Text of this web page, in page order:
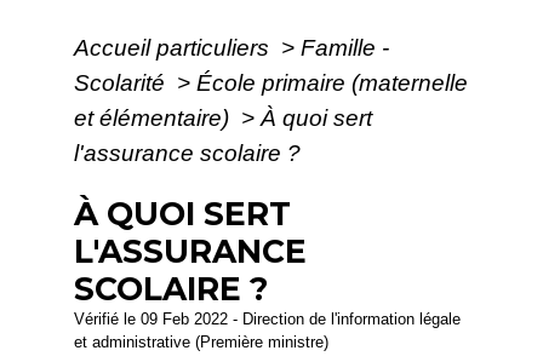
Accueil particuliers > Famille -
Scolarité > École primaire (maternelle
et élémentaire) > À quoi sert
l'assurance scolaire ?
À QUOI SERT
L'ASSURANCE
SCOLAIRE ?
Vérifié le 09 Feb 2022 - Direction de l'information légale
et administrative (Première ministre)